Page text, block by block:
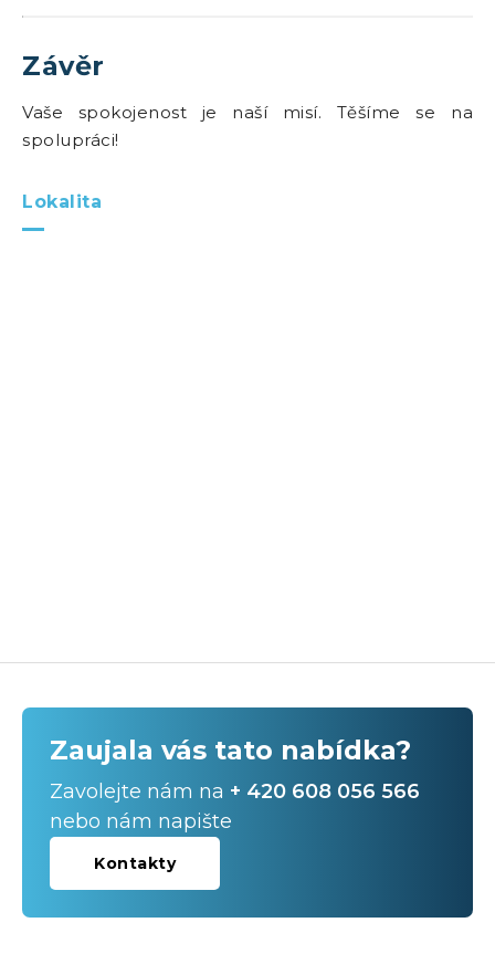
Závěr
Vaše spokojenost je naší misí. Těšíme se na
spolupráci!
Lokalita
Zaujala vás tato nabídka?
Zavolejte nám na + 420 608 056 566
nebo nám napište
Kontakty